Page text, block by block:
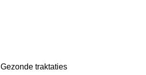
Gezonde traktaties